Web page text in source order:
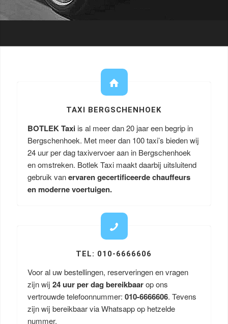
TAXI BERGSCHENHOEK
BOTLEK Taxi is al meer dan 20 jaar een begrip in
Bergschenhoek. Met meer dan 100 taxi’s bieden wij
24 uur per dag taxivervoer aan in Bergschenhoek
en omstreken. Botlek Taxi maakt daarbij uitsluitend
gebruik vanervaren gecertificeerde chauffeurs
en moderne voertuigen.
TEL: 010-6666606
Voor al uw bestellingen, reserveringen en vragen
zijn wij 24 uur per dag bereikbaarop ons
vertrouwde telefoonnummer: 010-6666606. Tevens
zijn wij bereikbaar via Whatsapp op hetzelde
nummer.